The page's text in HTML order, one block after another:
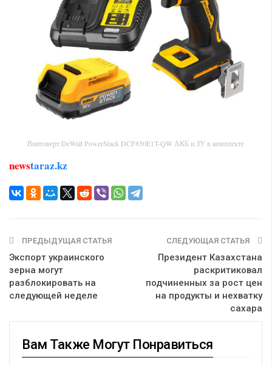
Винтоверт DeWalt PowerStack DCF850E1T-QW АКБ и ЗУ в комплекте
newstaraz.kz
ПРЕДЫДУЩАЯ СТАТЬЯ
Экспорт украинского
зерна могут
разблокировать на
следующей неделе
СЛЕДУЮЩАЯ СТАТЬЯ
Президент Казахстана
раскритиковал
подчиненных за рост цен
на продукты и нехватку
сахара
Вам Также Могут Понравиться